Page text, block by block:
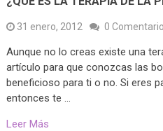
31 enero, 2012 0
Aunque no lo creas existe una
artículo para que conozcas las
beneficioso para ti o no. Si eres
entonces te …
Leer Más